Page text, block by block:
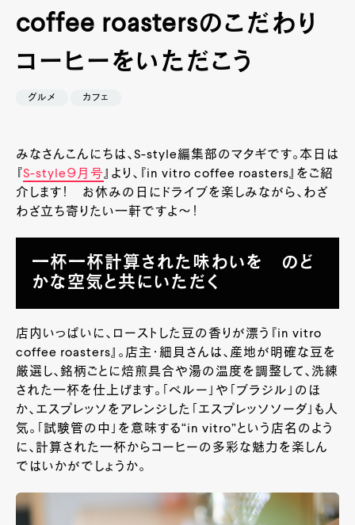
coffee roastersのこだわり
コーヒーをいただこう
グルメ カフェ
みなさんこんにちは、S-style編集部のマタギです。本日は
『 S-style９月号』より、『in vitro coffee roasters』をご紹
介します！ お休みの日にドライブを楽しみながら、わざ
わざ立ち寄りたい一軒ですよ～！
一杯一杯計算された味わいを のど
かな空気と共にいただく
店内いっぱいに、ローストした豆の香りが漂う『in vitro
coffee roasters』。店主・細貝さんは、産地が明確な豆を
厳選し、銘柄ごとに焙煎具合や湯の温度を調整して、洗練
された一杯を仕上げます。「ペルー」や「ブラジル」のほ
か、エスプレッソをアレンジした「エスプレッソソーダ」も人
気。「試験管の中」を意味する“in vitro”という店名のよう
に、計算された一杯からコーヒーの多彩な魅力を楽しん
ではいかがでしょうか。